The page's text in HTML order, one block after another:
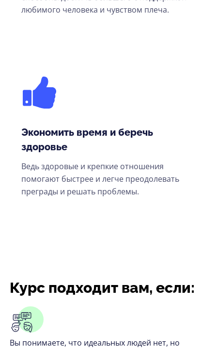
любимого человека и чувством плеча.
Экономить время и беречь
здоровье
Ведь здоровые и крепкие отношения
помогают быстрее и легче преодолевать
преграды и решать проблемы.
Курс подходит вам, если:
Вы понимаете, что идеальных людей нет, но